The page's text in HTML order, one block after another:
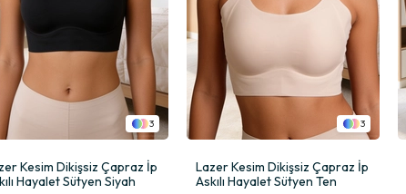
3
Kesim Dikişsiz Çapraz İp
Hayalet Sütyen Siyah
3
Lazer Kesim Dikişsiz Çapraz İp
Askılı Hayalet Sütyen Ten